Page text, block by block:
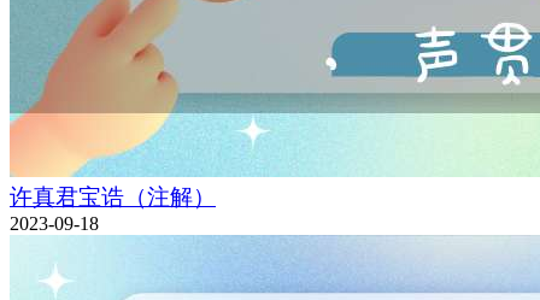
许真君宝诰（注解）
2023-09-18